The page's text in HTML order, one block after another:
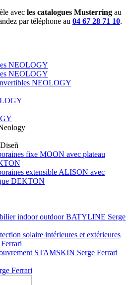
avec les catalogues Musterring au
par téléphone au 04 67 28 71 10.
NEOLOGY
NEOLOGY
NEOLOGY
fixe MOON avec plateau
extensible ALISON avec
DEKTON
indoor outdoor BATYLINE Serge
solaire intérieures et extérieures
STAMSKIN Serge Ferrari
Ferrari